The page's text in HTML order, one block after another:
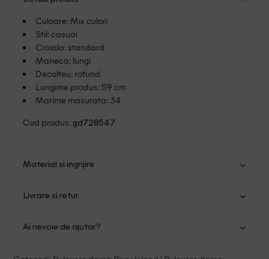
Culoare: Mix culori
Stil: casual
Croiala: standard
Maneca: lungi
Decolteu: rotund
Lungime produs: 59 cm
Marime masurata: 34
Cod produs: gd728547
Material si ingrijire
Nu folositi inalbitor
Nu uscati in uscator
Livrare si retur
mare de 149.00 lei.
Ai nevoie de ajutor?